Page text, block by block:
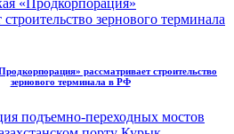
рассматривает строительство
зернового терминала в РФ